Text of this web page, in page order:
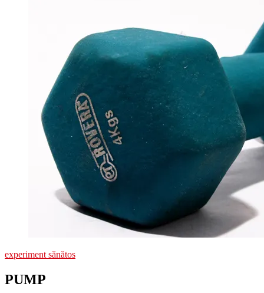
experiment sănătos
PUMP